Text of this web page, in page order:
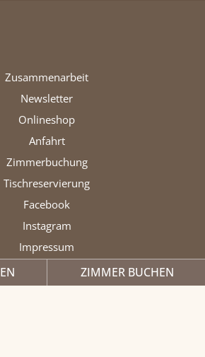
Zusammenarbeit
Newsletter
Onlineshop
Anfahrt
Zimmerbuchung
Tischreservierung
Facebook
Instagram
Impressum
AGB
ZIMMER BUCHEN